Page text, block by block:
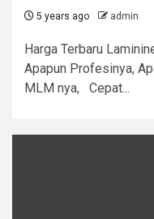
5 years ago admin
Harga Terbaru
Apapun Profesinya,
MLM nya, Cepat...